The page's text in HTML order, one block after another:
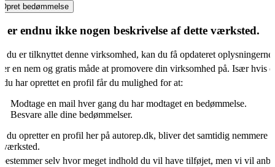
Opret bedømmelse
er endnu ikke nogen beskrivelse af dette værksted.
du er tilknyttet denne virksomhed, kan du få opdateret oplysningerne.
er en nem og gratis måde at promovere din virksomhed på. Især hvis
du har oprettet en profil får du mulighed for at:
Modtage en mail hver gang du har modtaget en bedømmelse.
Besvare alle dine bedømmelser.
du opretter en profil her på autorep.dk, bliver det samtidig nemmere
selv hvor meget indhold du vil have tilføjet, men vi vil